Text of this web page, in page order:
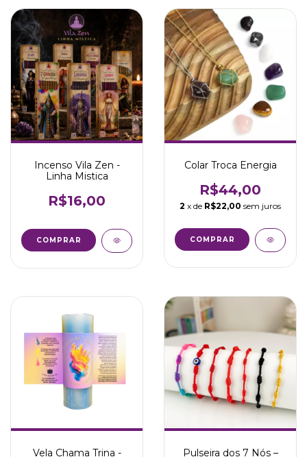
Incenso Vila Zen -
Linha Mistica
R$16,00
COMPRAR
Colar Troca Energia
R$44,00
2 x de R$22,00 sem juros
COMPRAR
Vela Chama Trina - Pulseira dos 7 Nós –